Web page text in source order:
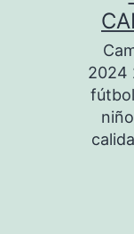
2024